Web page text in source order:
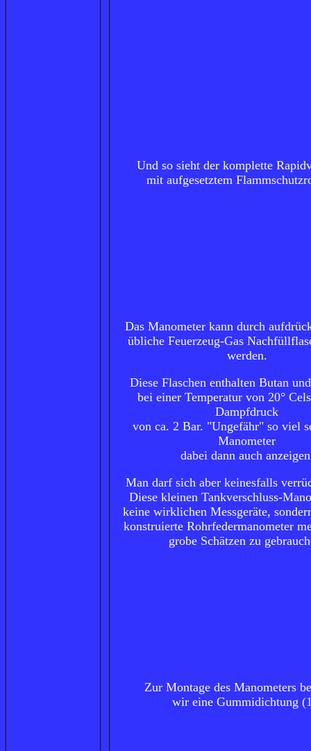
Und so sieht der komplette
mit aufgesetztem
DasManometerkann durch
übliche Feuerzeug-Gas
werden.
Diese Flaschen enthalten Butan
bei einer Temperatur von 20°
Dampfdruck
von ca. 2 Bar. "Ungefähr" so viel
Manometer
dabei dann auch
Man darf sich aber keinesfalls
Diese kleinen Tankverschluss-
keine wirklichen Messgeräte,
konstruierte Rohrfedermanometer
grobe Schätzen zu
Zur Montage des Manometers
wir eine Gummidichtung